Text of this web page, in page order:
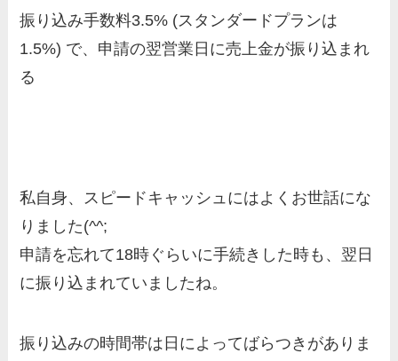
振り込み手数料3.5% (スタンダードプランは
1.5%) で、申請の翌営業日に売上金が振り込まれ
る
私自身、スピードキャッシュにはよくお世話にな
りました(^^;
申請を忘れて18時ぐらいに手続きした時も、翌日
に振り込まれていましたね。
振り込みの時間帯は日によってばらつきがありま